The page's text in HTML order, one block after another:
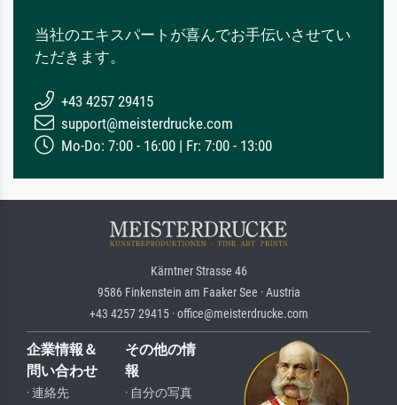
当社のエキスパートが喜んでお手伝いさせてい
ただきます。
+43 4257 29415
support@meisterdrucke.com
Mo-Do: 7:00 - 16:00 | Fr: 7:00 - 13:00
Kärntner Strasse 46
9586 Finkenstein am Faaker See · Austria
+43 4257 29415 · office@meisterdrucke.com
企業情報＆
問い合わせ
· 連絡先
その他の情
報
· 自分の写真